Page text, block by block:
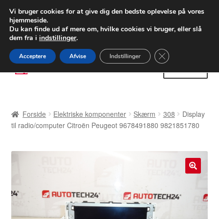
LEVERING fra 55 kr.
FEDEX verdensomspændende forsendelse
80 82 72 02
Spring
til
Spring
til
Betalinger
Klageprocedure
Forside Elektriske komponenter Skærm 308
Display
til radio/computer Citroën Peugeot 9678491880 9821851780
Vi bruger cookies for at give dig den bedste oplevelse på vores
hjemmeside.
Du kan finde ud af mere om, hvilke cookies vi bruger, eller slå
dem fra i indstillinger.
Acceptere Afvise Indstillinger Close GDPR